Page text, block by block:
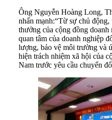
Ông Nguyễn Hoàng Long,
nhấn mạnh:“Từ sự chủ
thưởng của cộng đồng
quan tâm của doanh nghiệp
lượng, bảo vệ môi trường và
hiện trách nhiệm xã hội của
Nam trước yêu cầu chuyển